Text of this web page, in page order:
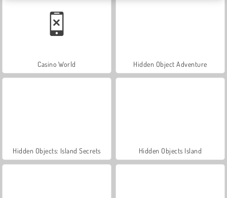
Casino World Hidden Object Adventure
Hidden Objects: Island Secrets Hidden Objects Island